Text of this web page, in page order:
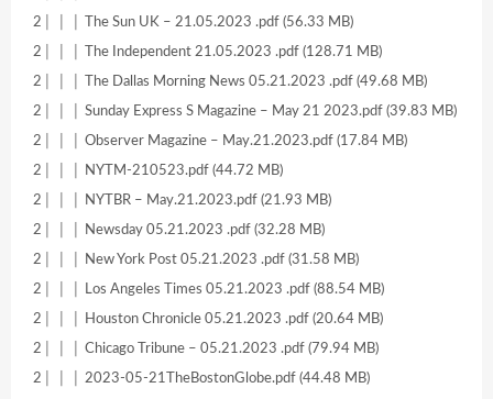
2│ │ │ The Sun UK – 21.05.2023 .pdf (56.33 MB)
2│ │ │ The Independent 21.05.2023 .pdf (128.71 MB)
2│ │ │ The Dallas Morning News 05.21.2023 .pdf (49.68 MB)
2│ │ │ Sunday Express S Magazine – May 21 2023.pdf (39.83 MB)
2│ │ │ Observer Magazine – May.21.2023.pdf (17.84 MB)
2│ │ │ NYTM-210523.pdf (44.72 MB)
2│ │ │ NYTBR – May.21.2023.pdf (21.93 MB)
2│ │ │ Newsday 05.21.2023 .pdf (32.28 MB)
2│ │ │ New York Post 05.21.2023 .pdf (31.58 MB)
2│ │ │ Los Angeles Times 05.21.2023 .pdf (88.54 MB)
2│ │ │ Houston Chronicle 05.21.2023 .pdf (20.64 MB)
2│ │ │ Chicago Tribune – 05.21.2023 .pdf (79.94 MB)
2│ │ │ 2023-05-21TheBostonGlobe.pdf (44.48 MB)